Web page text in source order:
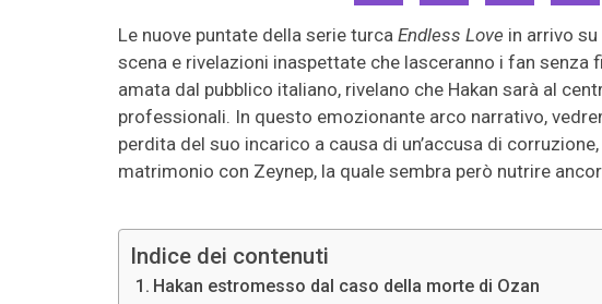
Le nuove puntate della serie turca Endless Love in arrivo
scena e rivelazioni inaspettate che lasceranno i fan senza
amata dal pubblico italiano, rivelano che Hakan sarà al
professionali. In questo emozionante arco narrativo,
perdita del suo incarico a causa di un’accusa di
matrimonio con Zeynep, la quale sembra però nutrire
Indice dei contenuti
Hakan estromesso dal caso della morte di Ozan